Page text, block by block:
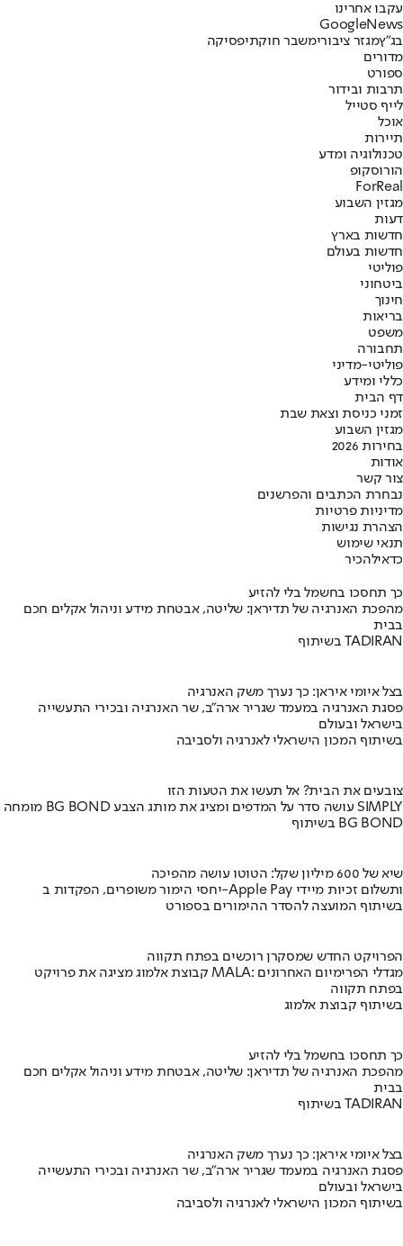
עקבו אחרינו
Googl eNews
בג"ץמגזר ציבורימשבר חוקתיפסיקה
מדורים
ספורט
תרבות ובידור
לייף סטייל
אוכל
תיירות
טכנולוגיה ומדע
הורוסקופ
ForReal
מגזין השבוע
דעות
חדשות בארץ
חדשות בעולם
פוליטי
ביטחוני
חינוך
בריאות
משפט
תחבורה
פוליטי-מדיני
כללי ומידע
דף הבית
זמני כניסת וצאת שבת
מגזין השבוע
בחירות 2026
אודות
צור קשר
נבחרת הכתבים והפרשנים
מדיניות פרטיות
הצהרת נגישות
תנאי שימוש
כדאילהכיר
כך תחסכו בחשמל בלי להזיע
מהפכת האנרגיה של תדיראן: שליטה, אבטחת מידע וניהול אקלים חכם
בבית
בשיתוף TADIRAN
בצל איומי איראן: כך נערך משק האנרגיה
פסגת האנרגיה במעמד שגריר ארה"ב, שר האנרגיה ובכירי התעשייה
בישראל ובעולם
בשיתוף המכון הישראלי לאנרגיה ולסביבה
צובעים את הבית? אל תעשו את הטעות הזו
מומחה BG BOND עושה סדר על המדפים ומציג את מותג הצבע SIMPLY
בשיתוף BG BOND
שיא של 600 מיליון שקל: הטוטו עושה מהפיכה
יחסי הימור משופרים, הפקדות ב-Apple Pay ותשלום זכיות מיידי
בשיתוף המועצה להסדר ההימורים בספורט
הפרויקט החדש שמסקרן רוכשים בפתח תקווה
קבוצת אלמוג מציגה את פרויקט MALA: מגדלי הפרימיום האחרונים
בפתח תקווה
בשיתוף קבוצת אלמוג
כך תחסכו בחשמל בלי להזיע
מהפכת האנרגיה של תדיראן: שליטה, אבטחת מידע וניהול אקלים חכם
בבית
בשיתוף TADIRAN
בצל איומי איראן: כך נערך משק האנרגיה
פסגת האנרגיה במעמד שגריר ארה"ב, שר האנרגיה ובכירי התעשייה
בישראל ובעולם
בשיתוף המכון הישראלי לאנרגיה ולסביבה